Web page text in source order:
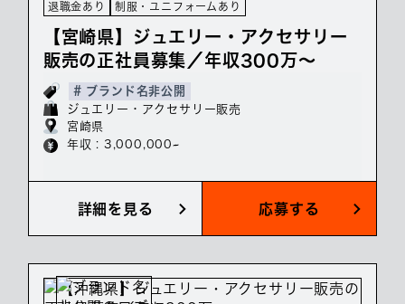
退職金あり
制服・ユニフォームあり
【宮崎県】ジュエリー・アクセサリー
販売の正社員募集／年収300万～
# ブランド名非公開
ジュエリー・アクセサリー販売
宮崎県
年収 : 3,000,000~
詳細を見る 応募する